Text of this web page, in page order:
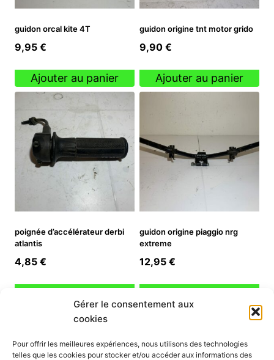
Gérer le consentement aux
cookies
Pour offrir les meilleures expériences, nous utilisons des technologies
telles que les cookies pour stocker et/ou accéder aux informations des
guidon orcal kite 4T
9,95 €
Ajouter au panier
guidon origine tnt motor grido
9,90 €
Ajouter au panier
poignée d’accélérateur derbi
atlantis
4,85 €
guidon origine piaggio nrg
extreme
12,95 €
INFORMATION